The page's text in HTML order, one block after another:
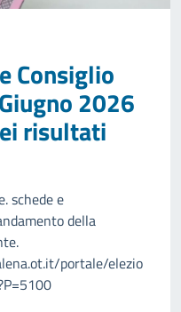
Consiglio
2026
risultati
schede e
della
portale/elezio